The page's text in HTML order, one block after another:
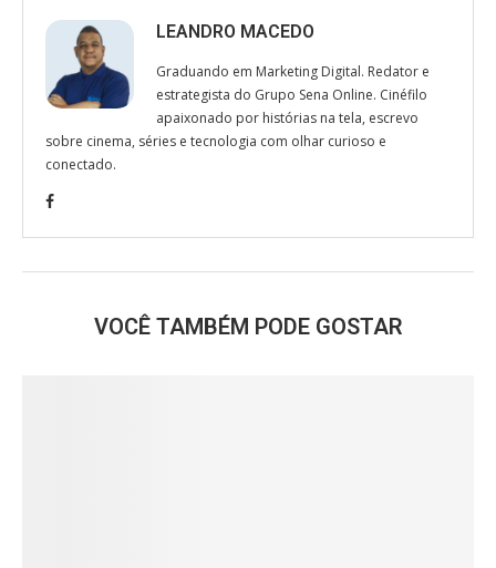
LEANDRO MACEDO
Graduando em Marketing Digital. Redator e
estrategista do Grupo Sena Online. Cinéfilo
apaixonado por histórias na tela, escrevo
sobre cinema, séries e tecnologia com olhar curioso e
conectado.
VOCÊ TAMBÉM PODE GOSTAR